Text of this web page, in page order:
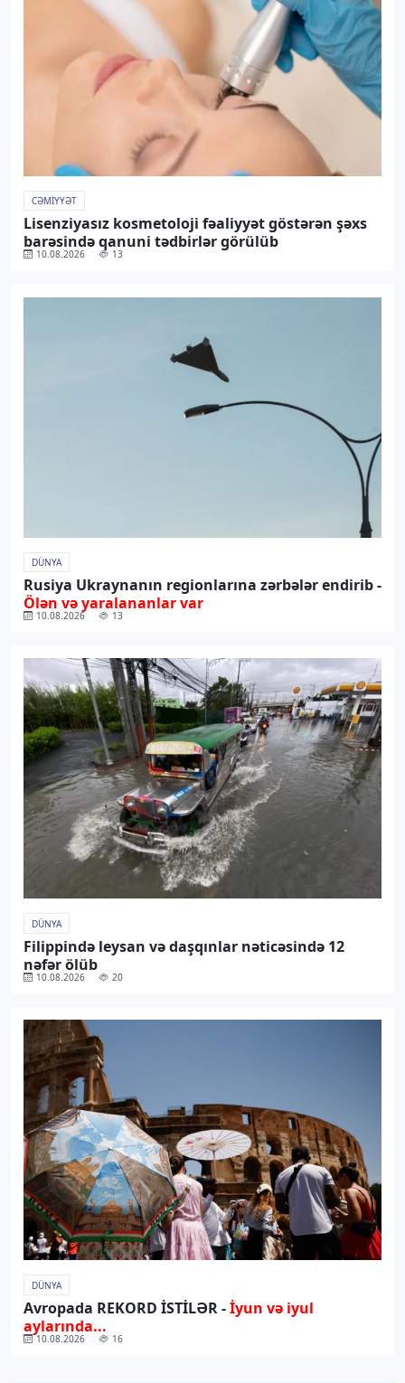
CƏMIYYƏT
Lisenziyasız kosmetoloji fəaliyyət göstərən şəxs
barəsində qanuni tədbirlər görülüb
10.08.2026 13
DÜNYA
Rusiya Ukraynanın regionlarına zərbələr endirib -
Ölən və yaralananlar var
10.08.2026 13
DÜNYA
Filippində leysan və daşqınlar nəticəsində 12
nəfər ölüb
10.08.2026 20
DÜNYA
Avropada REKORD İSTİLƏR -İyun və iyul
aylarında...
10.08.2026 16